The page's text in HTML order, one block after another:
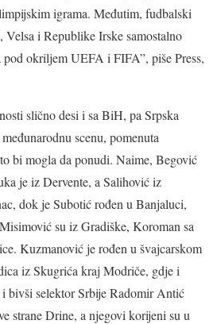
igrama. Međutim, fudbalski
i Republike Irske samostalno
okriljem UEFA i FIFA”, piše Press,
slično desi i sa BiH, pa Srpska
scenu, pomenuta
bi mogla da ponudi. Naime, Begović
je iz Dervente, a Salihović iz
dok je Subotić rođen u Banjaluci,
su iz Gradiške, Koroman sa
Kuzmanović je rođen u švajcarskom
iz Skugrića kraj Modriče, gdje i
bivši selektor Srbije Radomir Antić
strane Drine, a njegovi korijeni su u